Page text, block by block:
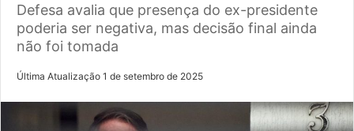
Defesa avalia que presença do ex-presidente
poderia ser negativa, mas decisão final ainda
não foi tomada
Última Atualização 1 de setembro de 2025